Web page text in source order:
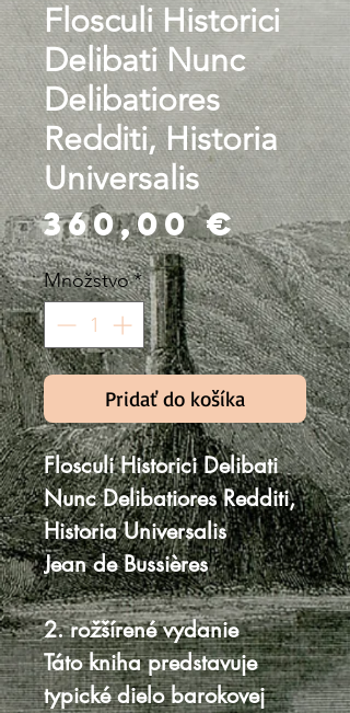
Flosculi Historici
Delibati Nunc
Delibatiores
Redditi, Historia
Universalis
360,00 €Price
Množstvo*
Pridať do košíka
Flosculi Historici Delibati
Nunc Delibatiores Redditi,
Historia Universalis
Jean de Bussières
2. rožšírené vydanie
Táto kniha predstavuje
typické dielo barokovej